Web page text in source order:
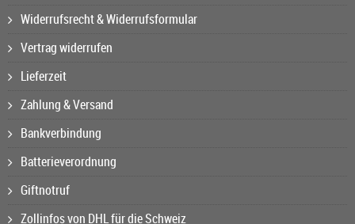
Widerrufsrecht & Widerrufsformular
Vertrag widerrufen
Lieferzeit
Zahlung & Versand
Bankverbindung
Batterieverordnung
Giftnotruf
Zollinfos von DHL für die Schweiz